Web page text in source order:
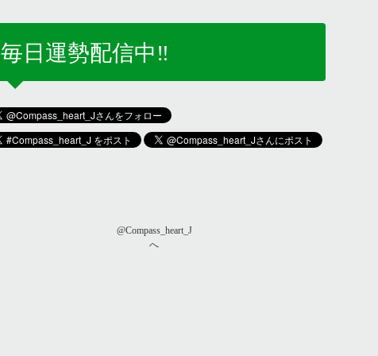
毎日運勢配信中‼️
@Compass_heart_J
へ